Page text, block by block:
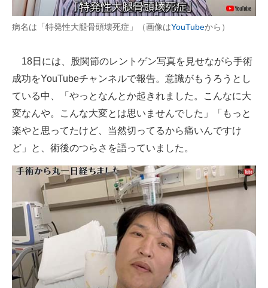
病名は「特発性大腿骨頭壊死症」（画像はYouTubeから）
18日には、股関節のレントゲン写真を見せながら手術
成功をYouTubeチャンネルで報告。意識がもうろうとし
ている中、「やっとなんとか起きれました。こんなに大
変なんや。こんな大変とは思いませんでした」「もっと
楽やと思ってたけど、当然切ってるから痛いんですけ
ど」と、術後のつらさを語っていました。